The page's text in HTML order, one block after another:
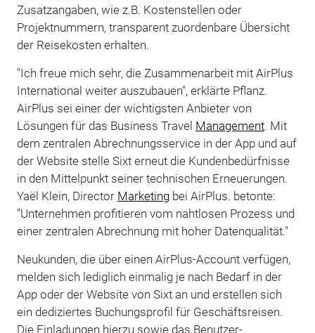
Zusatzangaben, wie z.B. Kostenstellen oder
Projektnummern, transparent zuordenbare Übersicht
der Reisekosten erhalten.
"Ich freue mich sehr, die Zusammenarbeit mit AirPlus
International weiter auszubauen", erklärte Pflanz.
AirPlus sei einer der wichtigsten Anbieter von
Lösungen für das Business Travel Management. Mit
dem zentralen Abrechnungsservice in der App und auf
der Website stelle Sixt erneut die Kundenbedürfnisse
in den Mittelpunkt seiner technischen Erneuerungen.
Yaël Klein, Director Marketingbei AirPlus. betonte:
"Unternehmen profitieren vom nahtlosen Prozess und
einer zentralen Abrechnung mit hoher Datenqualität."
Neukunden, die über einen AirPlus-Account verfügen,
melden sich lediglich einmalig je nach Bedarf in der
App oder der Website von Sixt an und erstellen sich
ein dediziertes Buchungsprofil für Geschäftsreisen.
Die Einladungen hierzu sowie das Benutzer-